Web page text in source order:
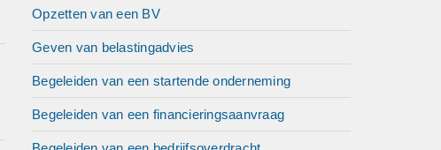
Opzetten van een BV
Geven van belastingadvies
Begeleiden van een startende onderneming
Begeleiden van een financieringsaanvraag